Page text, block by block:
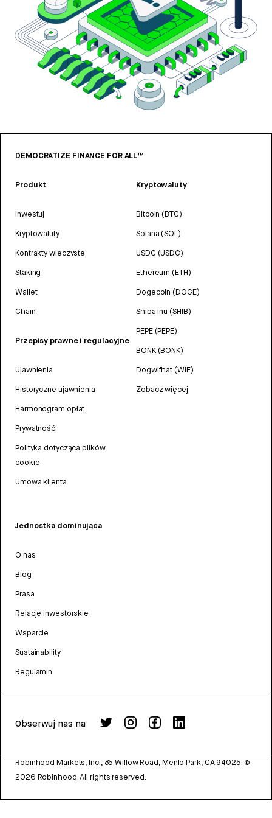
DEMOCRATIZE FINANCE FOR ALL™
Produkt
Inwestuj
Kryptowaluty
Kontrakty wieczyste
Staking
Wallet
Chain
Przepisy prawne i regulacyjne
Ujawnienia
Historyczne ujawnienia
Harmonogram opłat
Prywatność
Polityka dotycząca plików
cookie
Umowa klienta
Kryptowaluty
Bitcoin (BTC)
Solana (SOL)
USDC (USDC)
Ethereum (ETH)
Dogecoin (DOGE)
Shiba Inu (SHIB)
PEPE (PEPE)
BONK (BONK)
Dogwifhat (WIF)
Zobacz więcej
Jednostka dominująca
O nas
Blog
Prasa
Relacje inwestorskie
Wsparcie
Sustainability
Regulamin
Obserwuj nas na
Robinhood Markets, Inc., 85 Willow Road, Menlo Park, CA 94025. ©
2026 Robinhood. All rights reserved.